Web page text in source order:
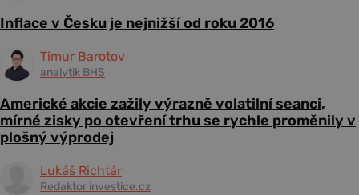
Inflace v Česku je nejnižší od roku 2016
Timur Barotov
analytik BHS
Americké akcie zažily výrazně volatilní seanci,
mírné zisky po otevření trhu se rychle proměnily v
plošný výprodej
Lukáš Richtár
Redaktor investice.cz